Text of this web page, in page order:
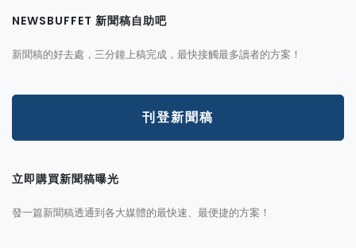
NEWSBUFFET 新聞稿自助吧
新聞稿的好去處，三分鐘上稿完成，最快接觸最多讀者的方案！
刊登新聞稿
立即購買新聞稿曝光
發一篇新聞稿透通到各大媒體的最快速、最便捷的方案！